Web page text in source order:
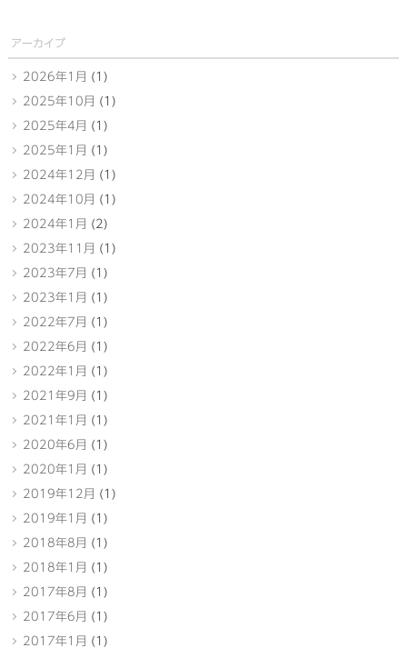
アーカイブ
2026年1月 (1)
2025年10月 (1)
2025年4月 (1)
2025年1月 (1)
2024年12月 (1)
2024年10月 (1)
2024年1月 (2)
2023年11月 (1)
2023年7月 (1)
2023年1月 (1)
2022年7月 (1)
2022年6月 (1)
2022年1月 (1)
2021年9月 (1)
2021年1月 (1)
2020年6月 (1)
2020年1月 (1)
2019年12月 (1)
2019年1月 (1)
2018年8月 (1)
2018年1月 (1)
2017年8月 (1)
2017年6月 (1)
2017年1月 (1)